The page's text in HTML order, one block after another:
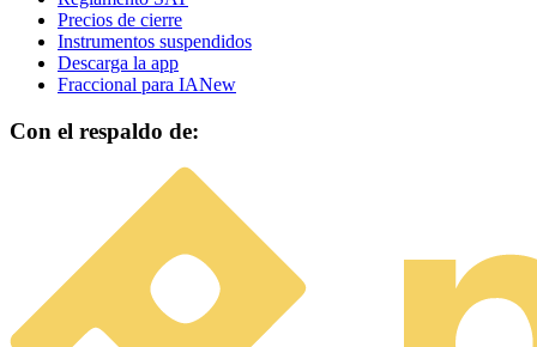
Precios de cierre
Instrumentos suspendidos
Descarga la app
Fraccional para IANew
Con el respaldo de: